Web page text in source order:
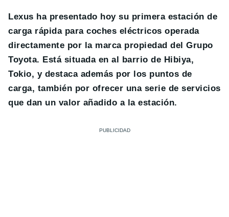
Lexus ha presentado hoy su primera estación de
carga rápida para coches eléctricos operada
directamente por la marca propiedad del Grupo
Toyota. Está situada en al barrio de Hibiya,
Tokio, y destaca además por los puntos de
carga, también por ofrecer una serie de servicios
que dan un valor añadido a la estación.